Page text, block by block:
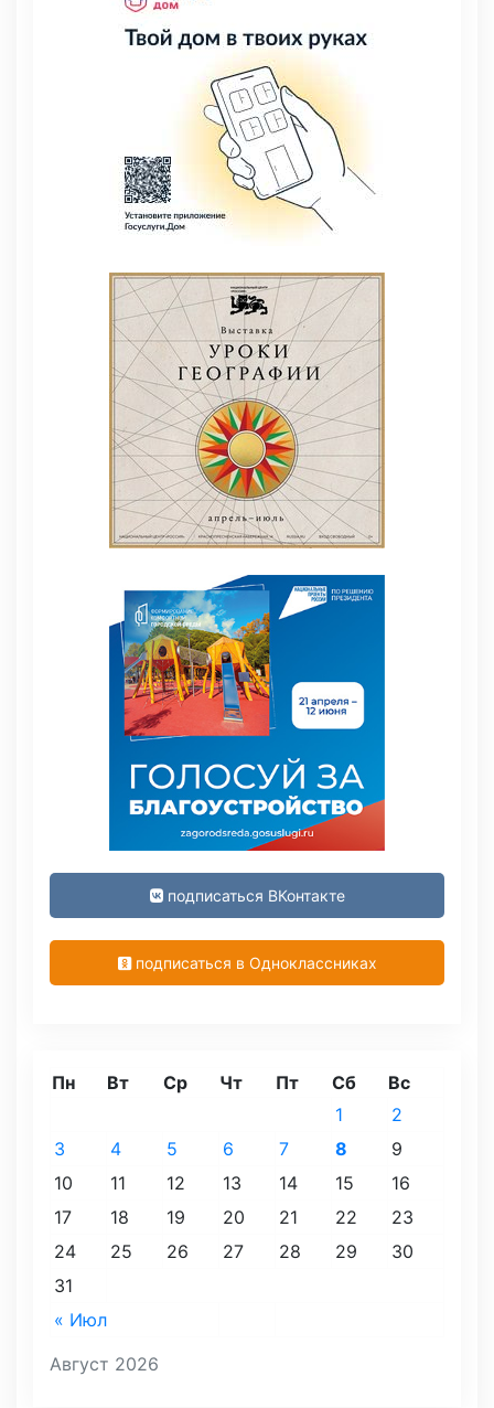
подписаться ВКонтакте
подписаться в Одноклассниках
Август 2026
Пн Вт Ср Чт Пт Сб Вс
« Июл
1
2
3
4 5 6 7 8
9
10
11 12 13 14 15
16
17
18 19 20 21 22
23
24
25 26 27 28 29
30
31